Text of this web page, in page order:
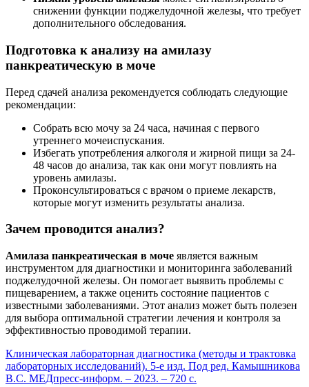
снижении функции поджелудочной железы, что требует
дополнительного обследования.
Подготовка к анализу на амилазу
панкреатическую в моче
Перед сдачей анализа рекомендуется соблюдать следующие
рекомендации:
Собрать всю мочу за 24 часа, начиная с первого
утреннего мочеиспускания.
Избегать употребления алкоголя и жирной пищи за 24-
48 часов до анализа, так как они могут повлиять на
уровень амилазы.
Проконсультироваться с врачом о приеме лекарств,
которые могут изменить результаты анализа.
Зачем проводится анализ?
Амилаза панкреатическая в моче является важным
инструментом для диагностики и мониторинга заболеваний
поджелудочной железы. Он помогает выявить проблемы с
пищеварением, а также оценить состояние пациентов с
известными заболеваниями. Этот анализ может быть полезен
для выбора оптимальной стратегии лечения и контроля за
эффективностью проводимой терапии.
Клиническая лабораторная диагностика (методы и трактовка
лабораторных исследований). 5-е изд. Под ред. Камышникова
В.С. МЕДпресс-информ. – 2023. – 720 с.